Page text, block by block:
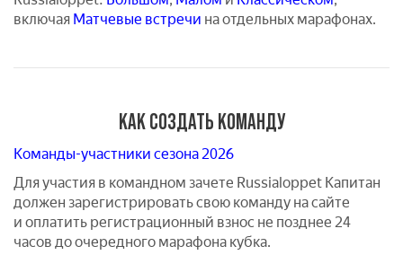
включая Матчевые встречи на отдельных марафонах.
КАК СОЗДАТЬ КОМАНДУ
Команды-участники сезона 2026
Для участия в командном зачете Russialoppet Капитан
должен зарегистрировать свою команду на сайте
и оплатить регистрационный взнос не позднее 24
часов до очередного марафона кубка.